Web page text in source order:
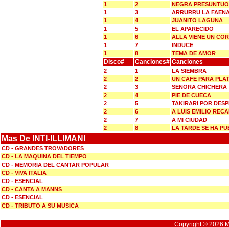
1
2
NEGRA
1
3
ARRURRU LA
1
4
JUANITO LAGUNA
1
5
EL APARECIDO
1
6
ALLA VIENE UN
1
7
INDUCE
1
8 TEMA DE AMOR
Disco# Canciones# Canciones
2 1
LA SIEMBRA
2
2
UN CAFE PARA
2
3
SENORA CHICHERA
2
4
PIE DE CUECA
2
5
TAKIRARI POR
2
6
A LUIS EMILIO
2
7
A MI CIUDAD
2
8 LA TARDE SE HA
Mas De INTI-ILLIMANI
CD - GRANDES TROVADORES
CD - LA MAQUINA DEL TIEMPO
CD - MEMORIA DEL CANTAR POPULAR
CD - VIVA ITALIA
CD - ESENCIAL
CD - CANTA A MANNS
CD - ESENCIAL
CD - TRIBUTO A SU MUSICA
Copyright © 2026